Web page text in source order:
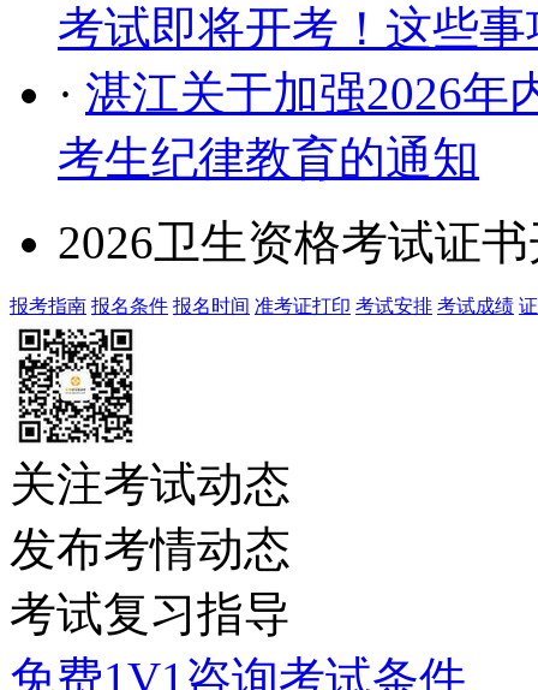
考试即将开考！这些
· 湛江关于加强2026年
考生纪律教育的通知
2026卫生资格考试证
报考指南 报名条件 报名时间 准考证打印 考试安排 考试成绩
关注考试动态
发布考情动态
考试复习指导
免费1V1咨询考试条件